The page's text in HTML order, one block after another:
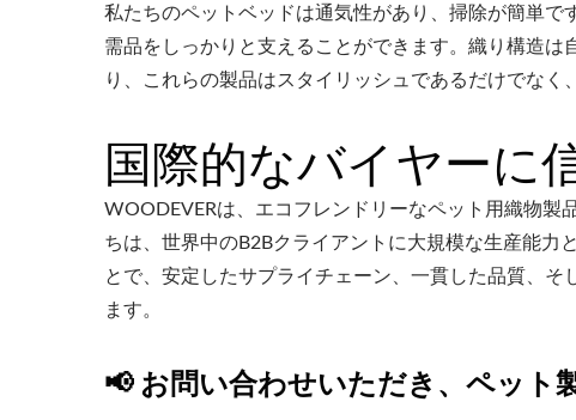
私たちのペットベッドは通気性があり、掃除が簡単
需品をしっかりと支えることができます。織り構造
り、これらの製品はスタイリッシュであるだけでなく
国際的なバイヤーに
WOODEVERは、エコフレンドリーなペット用織物製
ちは、世界中のB2Bクライアントに大規模な生産能力
とで、安定したサプライチェーン、一貫した品質、
ます。
📢 お問い合わせいただき、ペット